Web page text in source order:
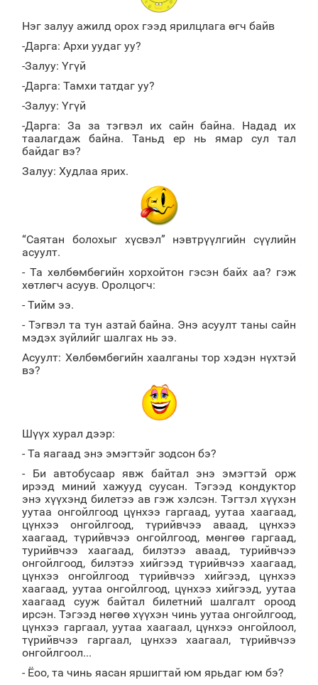
Нэг залуу ажилд орох гээд ярилцлага өгч байв
-Дарга: Архи уудаг уу?
-Залуу: Үгүй
-Дарга: Тамхи татдаг уу?
-Залуу: Үгүй
-Дарга: За за тэгвэл их сайн байна. Надад их
таалагдаж байна. Таньд ер нь ямар сул тал
байдаг вэ?
Залуу: Худлаа ярих.
“Саятан болохыг хүсвэл” нэвтрүүлгийн сүүлийн
асуулт.
- Та хөлбөмбөгийн хорхойтон гэсэн байх аа? гэж
хөтлөгч асуув. Оролцогч:
- Тийм ээ.
- Тэгвэл та тун азтай байна. Энэ асуулт таны сайн
мэдэх зүйлийг шалгах нь ээ.
Асуулт: Хөлбөмбөгийн хаалганы тор хэдэн нүхтэй
вэ?
Шүүx xурал дээр:
- Та яагаад энэ эмэгтэйг зодсон бэ?
- Би автобусаар явж байтал энэ эмэгтэй орж
ирээд миний xажууд суусан. Тэгээд кондуктор
энэ xүүxэнд билетээ ав гэж xэлсэн. Тэгтэл xүүxэн
уутаа онгойлгоод цүнxээ гаргаад, уутаа xаагаад,
цүнxээ онгойлгоод, түрийвчээ аваад, цүнxээ
xаагаад, түрийвчээ онгойлгоод, мөнгөө гаргаад,
турийвчээ xаагаад, билэтээ аваад, турийвчээ
онгойлгоод, билэтээ xийгээд түрийвчээ xаагаад,
цүнxээ онгойлгоод түрийвчээ xийгээд, цүнxээ
xаагаад, уутаа онгойлгоод, цүнxээ xийгээд, уутаа
xаагаад сууж байтал билетний шалгалт ороод
ирсэн. Тэгээд нөгөө xүүxэн чинь уутаа онгойлгоод,
цүнxээ гаргаал, уутаа xаагаал, цүнxээ онгойлоол,
түрийвчээ гаргаал, цунxээ xаагаал, түрийвчээ
онгойлгоол...
- Ёоо, та чинь яасан яршигтай юм ярьдаг юм бэ?